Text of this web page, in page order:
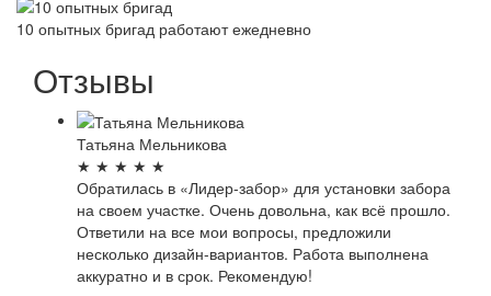
10 опытных бригад работают ежедневно
Отзывы
Татьяна Мельникова
★ ★ ★ ★ ★
Обратилась в «Лидер-забор» для установки забора
на своем участке. Очень довольна, как всё прошло.
Ответили на все мои вопросы, предложили
несколько дизайн-вариантов. Работа выполнена
аккуратно и в срок. Рекомендую!